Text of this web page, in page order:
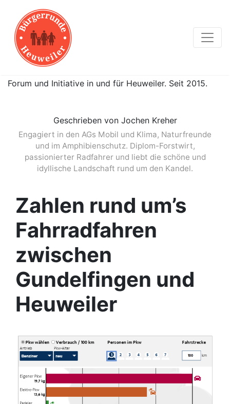
Forum und Initiative in und für Heuweiler. Seit 2015.
Geschrieben von Jochen Kreher
Engagiert in den AGs Mobil und Klima, Naturfreunde
und im Amphibienschutz. Diplom-Forstwirt,
passionierter Radfahrer und liebt die schöne und
idyllische Landschaft rund um den Kandel.
Zahlen rund um’s
Fahrradfahren
zwischen
Gundelfingen und
Heuweiler